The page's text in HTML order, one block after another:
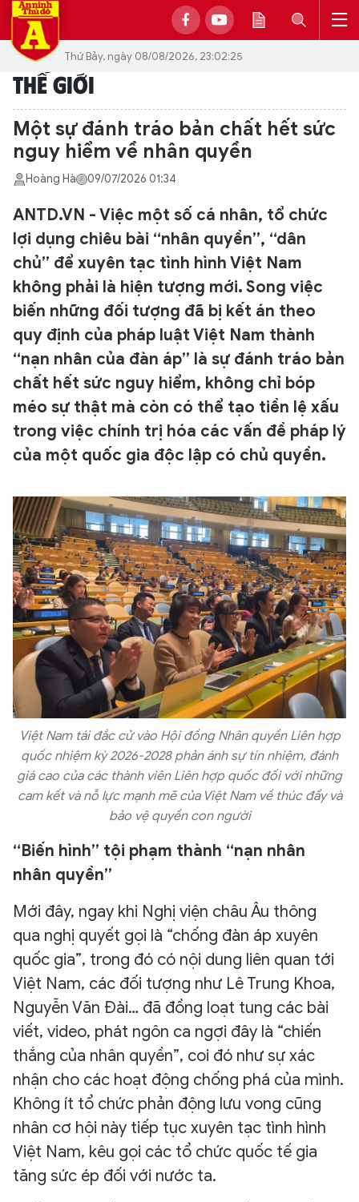
Thứ Bảy, ngày 08/08/2026, 23:02:25
THẾ GIỚI
Một sự đánh tráo bản chất hết sức
nguy hiểm về nhân quyền
Hoàng Hà 09/07/2026 01:34
ANTD.VN - Việc một số cá nhân, tổ chức
lợi dụng chiêu bài “nhân quyền”, “dân
chủ” để xuyên tạc tình hình Việt Nam
không phải là hiện tượng mới. Song việc
biến những đối tượng đã bị kết án theo
quy định của pháp luật Việt Nam thành
“nạn nhân của đàn áp” là sự đánh tráo bản
chất hết sức nguy hiểm, không chỉ bóp
méo sự thật mà còn có thể tạo tiền lệ xấu
trong việc chính trị hóa các vấn đề pháp lý
của một quốc gia độc lập có chủ quyền.
Việt Nam tái đắc cử vào Hội đồng Nhân quyền Liên hợp
quốc nhiệm kỳ 2026-2028 phản ánh sự tín nhiệm, đánh
giá cao của các thành viên Liên hợp quốc đối với những
cam kết và nỗ lực mạnh mẽ của Việt Nam về thúc đẩy và
bảo vệ quyền con người
“Biến hình” tội phạm thành “nạn nhân
nhân quyền”
Mới đây, ngay khi Nghị viện châu Âu thông
qua nghị quyết gọi là “chống đàn áp xuyên
quốc gia”, trong đó có nội dung liên quan tới
Việt Nam, các đối tượng như Lê Trung Khoa,
Nguyễn Văn Đài… đã đồng loạt tung các bài
viết, video, phát ngôn ca ngợi đây là “chiến
thắng của nhân quyền”, coi đó như sự xác
nhận cho các hoạt động chống phá của mình.
Không ít tổ chức phản động lưu vong cũng
nhân cơ hội này tiếp tục xuyên tạc tình hình
Việt Nam, kêu gọi các tổ chức quốc tế gia
tăng sức ép đối với nước ta.